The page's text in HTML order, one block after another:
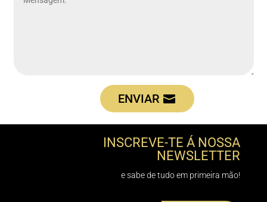
ENVIAR
INSCREVE-TE Á NOSSA
NEWSLETTER
e sabe de tudo em primeira mão!